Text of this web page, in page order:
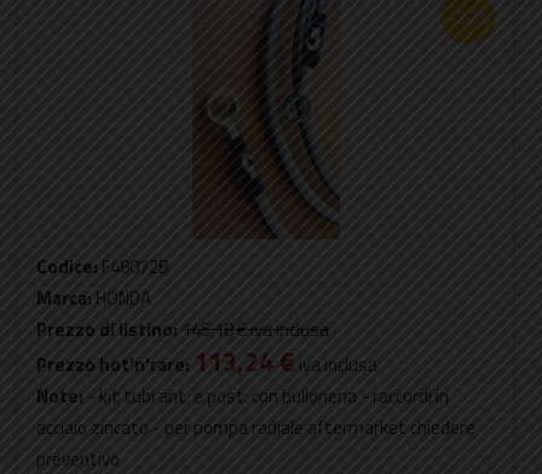
-22%
Codice: F48072B
Marca: HONDA
Prezzo di listino:145,18 €iva inclusa
Prezzo hot'n'rare: 113,24 € iva inclusa
Note: - kit tubi ant. e post. con bulloneria - raccordi in
acciaio zincato - per pompa radiale aftermarket chiedere
preventivo